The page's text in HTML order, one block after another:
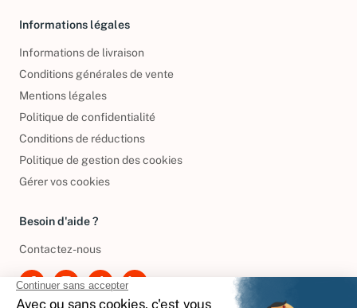
Informations légales
Informations de livraison
Conditions générales de vente
Mentions légales
Politique de confidentialité
Conditions de réductions
Politique de gestion des cookies
Gérer vos cookies
Besoin d'aide ?
Contactez-nous